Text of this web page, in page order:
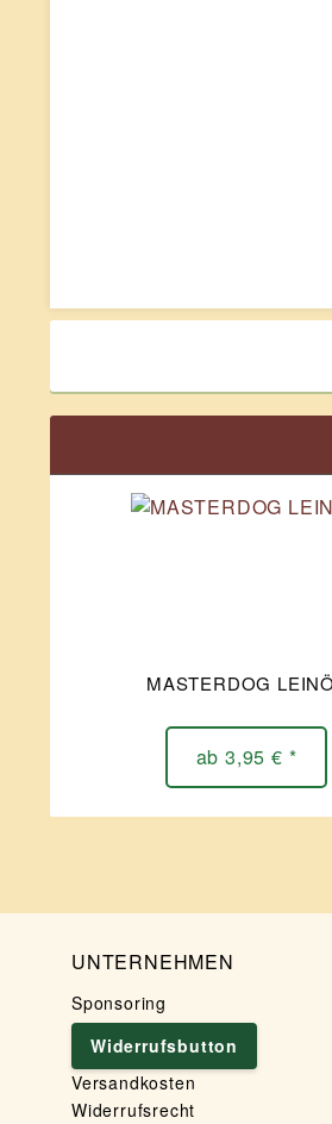
MASTERDOG
ab 3,95 € *
UNTERNEHMEN
Sponsoring
Widerrufsbutton
Versandkosten
Widerrufsrecht